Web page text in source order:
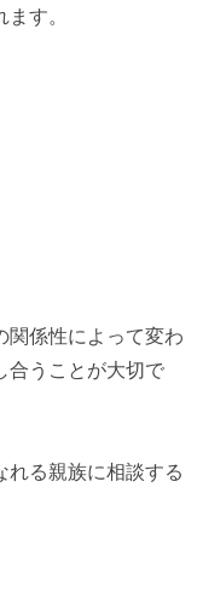
す。
関係性によって変わ
合うことが大切で
れる親族に相談する